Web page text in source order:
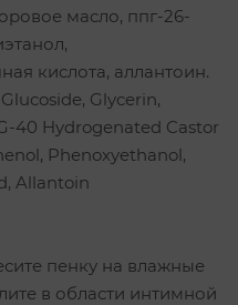
масло, ппг-26-
кислота, аллантоин.
Glycerin,
40 Hydrogenated Castor
Phenoxyethanol,
Allantoin
пенку на влажные
в области интимной